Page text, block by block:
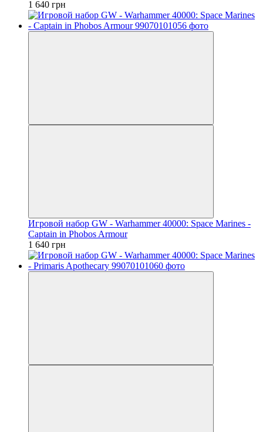
1 640 грн
Игровой набор GW - Warhammer 40000: Space Marines -
Captain in Phobos Armour
1 640 грн